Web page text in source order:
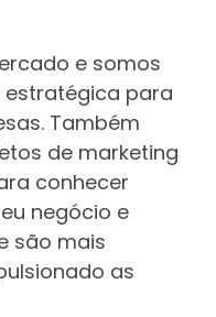
e somos
para
Também
de marketing
conhecer
negócio e
são mais
as